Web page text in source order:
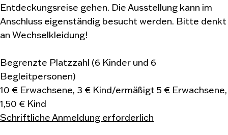
Entdeckungsreise gehen. Die Ausstellung kann im
Anschluss eigenständig besucht werden. Bitte denkt
an Wechselkleidung!
Begrenzte Platzzahl (6 Kinder und 6
Begleitpersonen)
10 € Erwachsene, 3 € Kind/ermäßigt 5 € Erwachsene,
1,50 € Kind
Schriftliche Anmeldung erforderlich